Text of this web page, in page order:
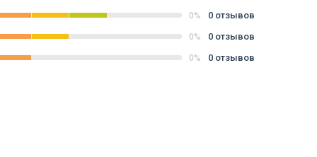
0% 0 отзывов
0% 0 отзывов
0% 0 отзывов